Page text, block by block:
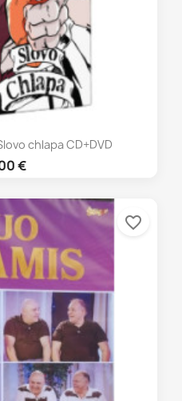
chlapa CD+DVD
€
favorite_border